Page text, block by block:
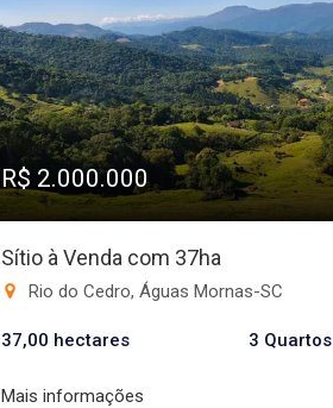
R$ 2.000.000
Sítio à Venda com 37ha
Rio do Cedro, Águas Mornas-SC
37,00 hectares 3 Quartos
Mais informações